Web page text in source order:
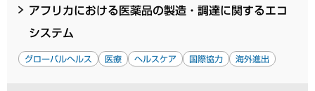
アフリカにおける医薬品の製造・調達に関するエコ
システム
グローバルヘルス 医療 ヘルスケア 国際協力 海外進出